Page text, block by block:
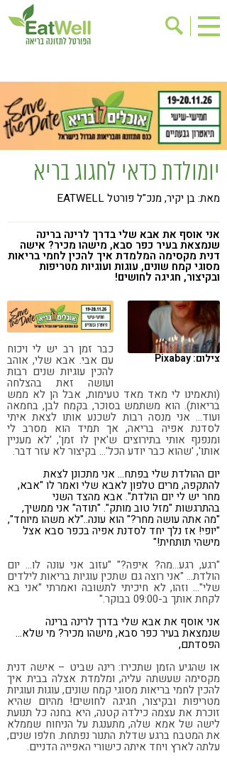
בישול בריא
אינדקס עסקים
ריפוי ומניעת מחלות
בריאות האישה
תוספי תזונה
מתכוני בריאות
אירועים
שינוי תזונתי
גישות בתזונה
דיאטה
ניקוי רעלים
מזונות על
ילדים
תזונה וספורט
הפרעות קשב & ריכוז
רגישות לגלוטן
טעים להכיר
קורונה
טבעונות
יומולדת כדאי לחגוג בריא
מאת: בן יקיר, מנכ"ל פורטל EATWELL
אני אוסף את אבא שלי בדרך לרינה ברינה
שנמצאת בעיר כפר סבא, מישהו מכיר? אישה
דנית מקסימה המלמדת איך להכין לחמי בריאות
מסוגי קמח שונים, עוגות ועוגיות מטריפות
ובקיצור, חגיגה לחושים!
צילום: Pixabay
כבר זמן רב יש לי ויכוח
עם אבי. אבא שלי, אוהב
להכין עוגיות שנים רבות
ועושה זאת בהצלחה
(ותאמינו לי מאד מאד טעימות, אבל הן לא ממש
בריאות). הוא משתמש בסוכר, בקמח לבן, בחמאה
ועוד… אני מנסה רבות לשכנע אותו לצאת איתי
לסדנת אפיה בריאה, אך תמיד הוא מסרב לי
ומנפנף אותי בתירוצים ש'אין לו זמן', 'לא מעניין
אותו', 'שהוא כבר יודע הכל'… בקיצור לא עזר דבר.
יום ההולדת שלי בפתח… אני מתכונן לצאת
להתקפה, מרים טלפון לאבא שלי ואמר לו "אבא,
מחר יש לי יום הולדת". אבא מהצד השני
בהתרגשות "מזל טוב מותק". "תודה" אני ממשיך,
"מה אתה עושה מחר?" הוא עונה.."לא משהו מיוחד",
"יופי! אז נלך יחד לסדנת אפיה בכפר סבא אצל
מישהי תותחית!"
"רגע, רגע…מה? איפה?" "עזוב אני עונה לו… יום
הולדת… "אני רוצה גם שתכין עוגיות בריאות לילדים
שלי"… וזהו, לא חיכיתי לתשובה ואמרתי "אני בא
לקחת אותך ב-09:00 בבוקר."
אני אוסף את אבא שלי בדרך לרינה ברינה
שנמצאת בעיר כפר סבא, מישהו מכיר? מי שלא…
הפסדתם,
או שהגיע הזמן שתכירו: רינה שביט – אישה דנית
מקסימה שעשתה עליה, ומלמדת אצלה בבית איך
להכין לחמי בריאות מסוגי קמח שונים, עוגות ועוגיות
מטריפות ובקיצור, חגיגה לחושים! מהיום שהיא
זוכרת את עצמה כילדה קטנה, היא בחנה כל תנועת
לישה של אמא שלה, מתענגת על הניחוח שממלא
את המטבח ברגע שדלת התנור נפתחת. חלפו שנים,
עלתה לארץ ויחד איתה כישורי האפייה הדניים.